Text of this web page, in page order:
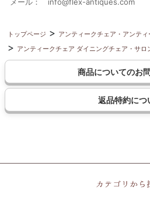
トップページ
アンティークチェア・アンテ
アンティークチェア ダイニングチェア・サロ
商品についてのお
返品特約につ